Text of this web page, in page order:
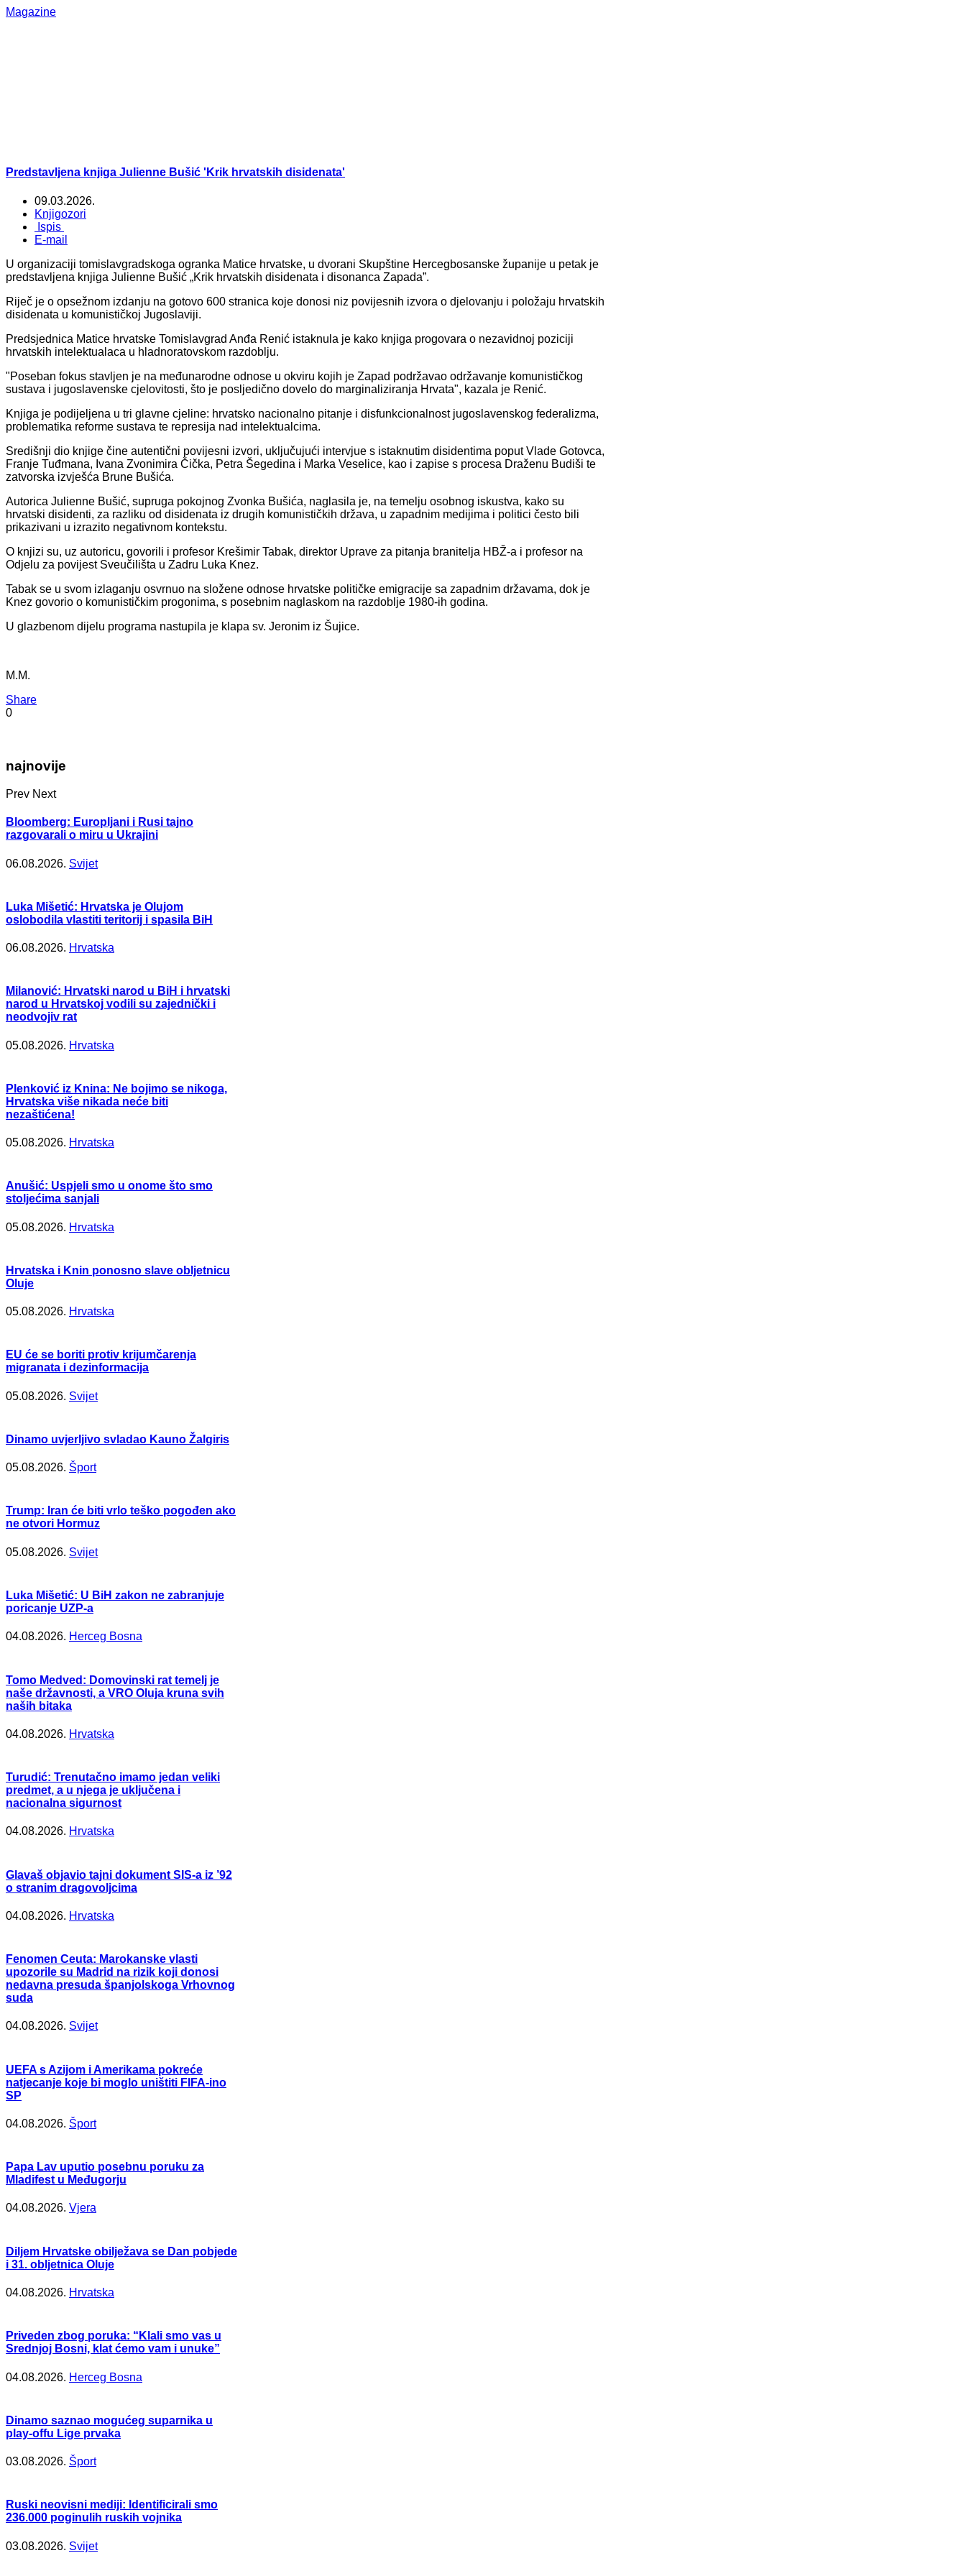
Magazine
Predstavljena knjiga Julienne Bušić 'Krik hrvatskih disidenata'
09.03.2026.
Knjigozori
Ispis
E-mail
U organizaciji tomislavgradskoga ogranka Matice hrvatske, u dvorani Skupštine Hercegbosanske županije u petak je
predstavljena knjiga Julienne Bušić „Krik hrvatskih disidenata i disonanca Zapada”.
Riječ je o opsežnom izdanju na gotovo 600 stranica koje donosi niz povijesnih izvora o djelovanju i položaju hrvatskih
disidenata u komunističkoj Jugoslaviji.
Predsjednica Matice hrvatske Tomislavgrad Anđa Renić istaknula je kako knjiga progovara o nezavidnoj poziciji
hrvatskih intelektualaca u hladnoratovskom razdoblju.
"Poseban fokus stavljen je na međunarodne odnose u okviru kojih je Zapad podržavao održavanje komunističkog
sustava i jugoslavenske cjelovitosti, što je posljedično dovelo do marginaliziranja Hrvata", kazala je Renić.
Knjiga je podijeljena u tri glavne cjeline: hrvatsko nacionalno pitanje i disfunkcionalnost jugoslavenskog federalizma,
problematika reforme sustava te represija nad intelektualcima.
Središnji dio knjige čine autentični povijesni izvori, uključujući intervjue s istaknutim disidentima poput Vlade Gotovca,
Franje Tuđmana, Ivana Zvonimira Čička, Petra Šegedina i Marka Veselice, kao i zapise s procesa Draženu Budiši te
zatvorska izvješća Brune Bušića.
Autorica Julienne Bušić, supruga pokojnog Zvonka Bušića, naglasila je, na temelju osobnog iskustva, kako su
hrvatski disidenti, za razliku od disidenata iz drugih komunističkih država, u zapadnim medijima i politici često bili
prikazivani u izrazito negativnom kontekstu.
O knjizi su, uz autoricu, govorili i profesor Krešimir Tabak, direktor Uprave za pitanja branitelja HBŽ-a i profesor na
Odjelu za povijest Sveučilišta u Zadru Luka Knez.
Tabak se u svom izlaganju osvrnuo na složene odnose hrvatske političke emigracije sa zapadnim državama, dok je
Knez govorio o komunističkim progonima, s posebnim naglaskom na razdoblje 1980-ih godina.
U glazbenom dijelu programa nastupila je klapa sv. Jeronim iz Šujice.
M.M.
Share
0
najnovije
Prev Next
Bloomberg: Europljani i Rusi tajno
razgovarali o miru u Ukrajini
06.08.2026. Svijet
Luka Mišetić: Hrvatska je Olujom
oslobodila vlastiti teritorij i spasila BiH
06.08.2026. Hrvatska
Milanović: Hrvatski narod u BiH i hrvatski
narod u Hrvatskoj vodili su zajednički i
neodvojiv rat
05.08.2026. Hrvatska
Plenković iz Knina: Ne bojimo se nikoga,
Hrvatska više nikada neće biti
nezaštićena!
05.08.2026. Hrvatska
Anušić: Uspjeli smo u onome što smo
stoljećima sanjali
05.08.2026. Hrvatska
Hrvatska i Knin ponosno slave obljetnicu
Oluje
05.08.2026. Hrvatska
EU će se boriti protiv krijumčarenja
migranata i dezinformacija
05.08.2026. Svijet
Dinamo uvjerljivo svladao Kauno Žalgiris
05.08.2026. Šport
Trump: Iran će biti vrlo teško pogođen ako
ne otvori Hormuz
05.08.2026. Svijet
Luka Mišetić: U BiH zakon ne zabranjuje
poricanje UZP-a
04.08.2026. Herceg Bosna
Tomo Medved: Domovinski rat temelj je
naše državnosti, a VRO Oluja kruna svih
naših bitaka
04.08.2026. Hrvatska
Turudić: Trenutačno imamo jedan veliki
predmet, a u njega je uključena i
nacionalna sigurnost
04.08.2026. Hrvatska
Glavaš objavio tajni dokument SIS-a iz ’92
o stranim dragovoljcima
04.08.2026. Hrvatska
Fenomen Ceuta: Marokanske vlasti
upozorile su Madrid na rizik koji donosi
nedavna presuda španjolskoga Vrhovnog
suda
04.08.2026. Svijet
UEFA s Azijom i Amerikama pokreće
natjecanje koje bi moglo uništiti FIFA-ino
SP
04.08.2026. Šport
Papa Lav uputio posebnu poruku za
Mladifest u Međugorju
04.08.2026. Vjera
Diljem Hrvatske obilježava se Dan pobjede
i 31. obljetnica Oluje
04.08.2026. Hrvatska
Priveden zbog poruka: “Klali smo vas u
Srednjoj Bosni, klat ćemo vam i unuke”
04.08.2026. Herceg Bosna
Dinamo saznao mogućeg suparnika u
play-offu Lige prvaka
03.08.2026. Šport
Ruski neovisni mediji: Identificirali smo
236.000 poginulih ruskih vojnika
03.08.2026. Svijet